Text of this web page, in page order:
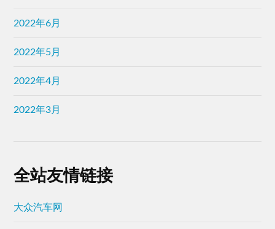
2022年6月
2022年5月
2022年4月
2022年3月
全站友情链接
大众汽车网